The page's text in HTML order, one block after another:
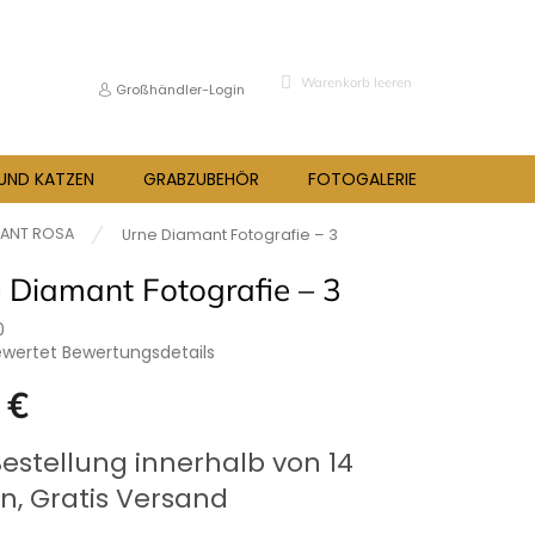
Großhändler-Login WARENKORB
Warenkorb leeren
KATZEN GRABZUBEHÖR FOTOGALERIE
ROSA Urne Diamant Fotografie – 3
Diamant Fotografie – 3
Bewertungsdetails
innerhalb von 14
Gratis Versand